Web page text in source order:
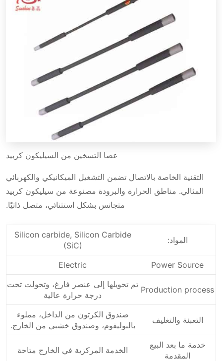
أبعاد عصا التسخين من نوع دمبل بالسيليكون
استبدال عصا التسخين من نوع DB بالسيليكون كربيد
استخدامات عصا التسخين من نوع DB
بالسيليكون كربيد
مزايا عصا التسخين من نوع DB بالسيليكون
كربيد
When you inquiry, Please inform us
عصا التسخين من السيليكون كربيد
التقنية الخاصة بالاتصال تضمن التشغيل الميكانيكي والكهربائي
المثالي. مناطق الحرارة والبرودة مصنوعة من سيليكون كربيد
متجانس بشكل استثنائي، متصل ذاتيًا.
المواد:
Silicon carbide, Silicon Carbide
(SiC)
Power Source
Electric
Production process
تم تحويلها إلى عنصر فارغ، وتحولت تحت
درجة حرارة عالية
التعبئة والتغليف
صندوق الكرتون من الداخل، مملوء
بالبوليفوم، وصندوق خشبي من الخارج.
خدمة ما بعد البيع
المقدمة
الخدمة المركزية في الخارج متاحة